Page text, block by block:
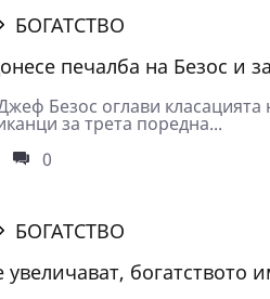
БОГАТСТВО
печалба на Безос и
Безос оглави класацията
за трета поредна...
0
БОГАТСТВО
богатството